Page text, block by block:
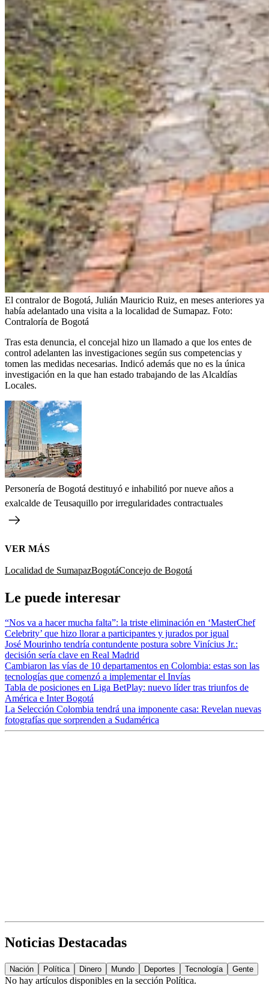
El contralor de Bogotá, Julián Mauricio Ruiz, en meses anteriores ya
había adelantado una visita a la localidad de Sumapaz. Foto:
Contraloría de Bogotá
Tras esta denuncia, el concejal hizo un llamado a que los entes de
control adelanten las investigaciones según sus competencias y
tomen las medidas necesarias. Indicó además que no es la única
investigación en la que han estado trabajando de las Alcaldías
Locales.
Personería de Bogotá destituyó e inhabilitó por nueve años a
exalcalde de Teusaquillo por irregularidades contractuales
VER MÁS
Localidad de SumapazBogotáConcejo de Bogotá
Le puede interesar
“Nos va a hacer mucha falta”: la triste eliminación en ‘MasterChef
Celebrity’ que hizo llorar a participantes y jurados por igual
José Mourinho tendría contundente postura sobre Vinícius Jr.:
decisión sería clave en Real Madrid
Cambiaron las vías de 10 departamentos en Colombia: estas son las
tecnologías que comenzó a implementar el Invías
Tabla de posiciones en Liga BetPlay: nuevo líder tras triunfos de
América e Inter Bogotá
La Selección Colombia tendrá una imponente casa: Revelan nuevas
fotografías que sorprenden a Sudamérica
Noticias Destacadas
Nación Política Dinero Mundo Deportes Tecnología Gente
No hay artículos disponibles en la sección Política.